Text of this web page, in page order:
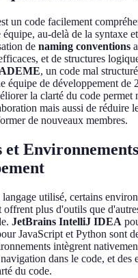
un code facilement
équipe, au-delà de la syntaxe
de naming conventions
et de structures
, un code mal
équipe de développement de
la clarté du code permet
mais aussi de réduire
de nouveaux membres.
et
utilisé, certains
offrent plus d'outils que
JetBrains IntelliJ IDEA
JavaScript et Python sont
intègrent
dans le code, et des
du code.